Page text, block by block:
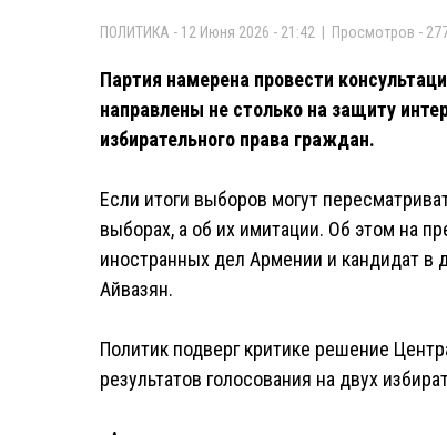
ПОЛИТИКА - 12 Июня 2026 - 21:42 | Просмотров -
Партия намерена провести
направлены не столько на защиту
избирательного права граждан.
Если итоги выборов могут
выборах, а об их имитации. Об этом на
иностранных дел Армении и кандидат в
Айвазян.
Политик подверг критике решение
результатов голосования на двух